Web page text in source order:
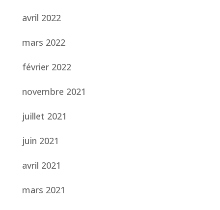
avril 2022
mars 2022
février 2022
novembre 2021
juillet 2021
juin 2021
avril 2021
mars 2021